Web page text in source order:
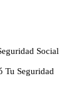
Social
Tu Seguridad